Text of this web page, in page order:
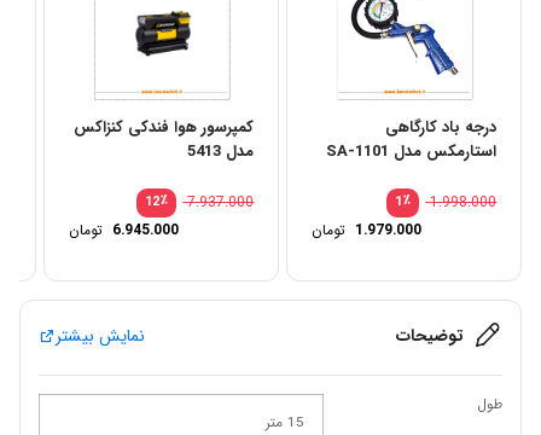
درجه باد کارگاهی
استارمکس مدل SA-1101
٪1
1.998.000
1.979.000 تومان
کمپرسور هوا فندکی کنزاکس
مدل 5413
٪12
7.937.000
6.945.000 تومان
توضیحات نمایش بیشتر
طول
15 متر